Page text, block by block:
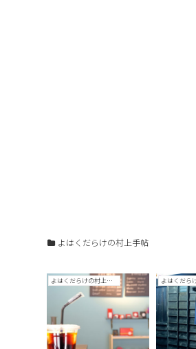
よはくだらけの村上手帖
よはくだらけの村上手帖